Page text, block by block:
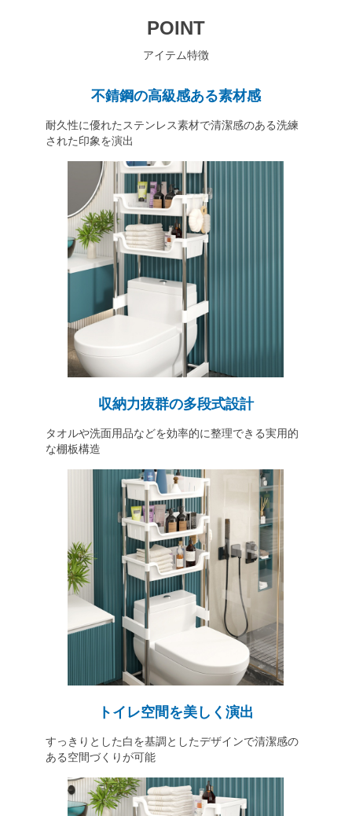
POINT
アイテム特徴
不錆鋼の高級感ある素材感
耐久性に優れたステンレス素材で清潔感のある洗練
された印象を演出
収納力抜群の多段式設計
タオルや洗面用品などを効率的に整理できる実用的
な棚板構造
トイレ空間を美しく演出
すっきりとした白を基調としたデザインで清潔感の
ある空間づくりが可能